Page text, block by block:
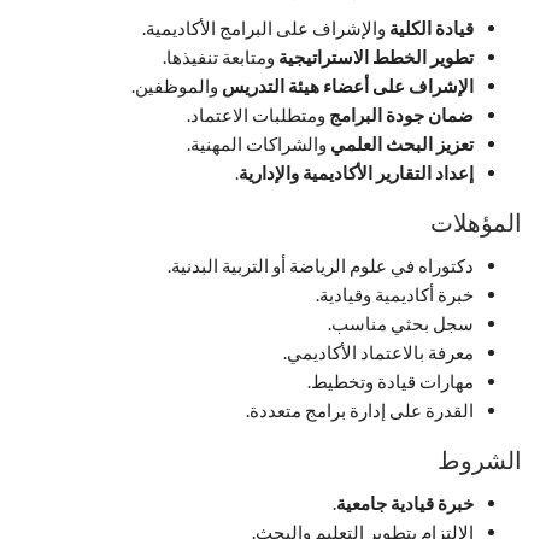
قيادة الكلية والإشراف على البرامج الأكاديمية.
تطوير الخطط الاستراتيجية ومتابعة تنفيذها.
الإشراف على أعضاء هيئة التدريس والموظفين.
ضمان جودة البرامج ومتطلبات الاعتماد.
تعزيز البحث العلمي والشراكات المهنية.
إعداد التقارير الأكاديمية والإدارية.
المؤهلات
دكتوراه في علوم الرياضة أو التربية البدنية.
خبرة أكاديمية وقيادية.
سجل بحثي مناسب.
معرفة بالاعتماد الأكاديمي.
مهارات قيادة وتخطيط.
القدرة على إدارة برامج متعددة.
الشروط
خبرة قيادية جامعية.
الالتزام بتطوير التعليم والبحث.